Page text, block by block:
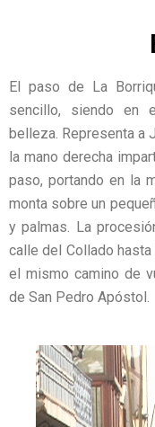
El paso de La
sencillo, siendo en
belleza. Representa a
la mano derecha
paso, portando en la
monta sobre un
y palmas. La
calle del Collado
el mismo camino de
de San Pedro Apóstol.